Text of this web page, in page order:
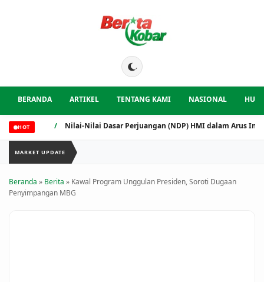
BERANDA ARTIKEL TENTANG KAMI NASIONAL
HOT/ Nilai-Nilai Dasar Perjuangan (NDP) HMI dalam Arus
MARKET UPDATE
Beranda » Berita » Kawal Program Unggulan Presiden, Soroti Dugaan
Penyimpangan MBG